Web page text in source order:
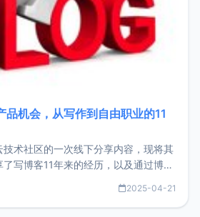
品机会，从写作到自由职业的11
术社区的一次线下分享内容，现将其
写博客11年来的经历，以及通过博客
的真实数据和产品现状。自我介绍大
2025-04-21